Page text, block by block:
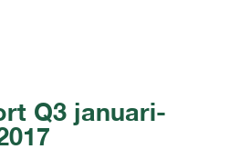
Q3 januari-